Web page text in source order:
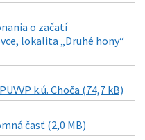
o začatí
lokalita „Druhé hony“
k.ú. Choča (74,7 kB)
časť (2,0 MB)